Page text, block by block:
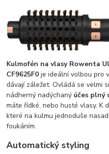
Kulmofén na vlasy Rowenta
CF9625F0 je ideální volbou pro
dávají záležet. Ovládá se velmi
nádherný nadýchaný účes plný
máte řídké, nebo husté vlasy. K
které na kulmu jednoduše
foukáním.
Automatický styling